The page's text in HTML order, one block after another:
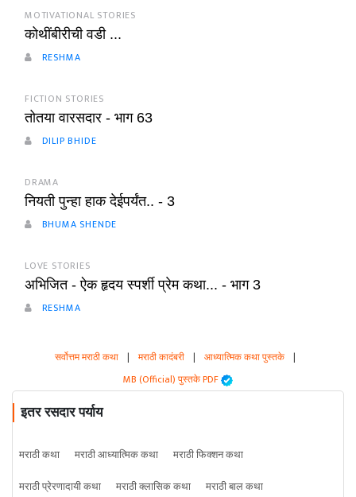
MOTIVATIONAL STORIES
कोथींबीरीची वडी ...
RESHMA
FICTION STORIES
तोतया वारसदार - भाग 63
DILIP BHIDE
DRAMA
नियती पुन्हा हाक देईपर्यंत.. - 3
BHUMA SHENDE
LOVE STORIES
अभिजित - ऐक हृदय स्पर्शी प्रेम कथा... - भाग 3
RESHMA
सर्वोत्तम मराठी कथा | मराठी कादंबरी | आध्यात्मिक कथा पुस्तके |
MB (Official) पुस्तके PDF
इतर रसदार पर्याय
मराठी कथा मराठी आध्यात्मिक कथा
मराठी फिक्शन कथा
मराठी प्रेरणादायी कथा
मराठी क्लासिक कथा
मराठी बाल कथा